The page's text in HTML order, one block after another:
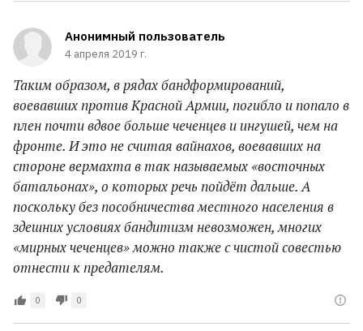
Анонимный пользователь
4 апреля 2019 г.
Таким образом, в рядах бандформирований,
воевавших против Красной Армии, погибло и попало в
плен почти вдвое больше чеченцев и ингушей, чем на
фронте. И это не считая вайнахов, воевавших на
стороне вермахта в так называемых «восточных
батальонах», о которых речь пойдёт дальше. А
поскольку без пособничества местного населения в
здешних условиях бандитизм невозможен, многих
«мирных чеченцев» можно также с чистой совестью
отнести к предателям.
0 0